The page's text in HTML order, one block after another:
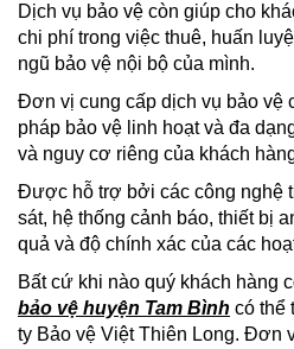
Dịch vụ bảo vệ còn giúp cho
chi phí trong việc thuê, huấn
ngũ bảo vệ nội bộ của mình.
Đơn vị cung cấp dịch vụ bảo vệ
pháp bảo vệ linh hoạt và đa
và nguy cơ riêng của khách
Được hỗ trợ bởi các công nghệ
sát, hệ thống cảnh báo, thiết bị
quả và độ chính xác của các
Bất cứ khi nào quý khách hàng
bảo vệ huyện Tam Bình có thể
ty Bảo vệ Việt Thiên Long. Đơn